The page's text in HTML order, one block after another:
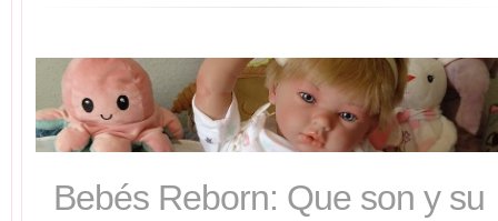
Bebés Reborn: Que son y su